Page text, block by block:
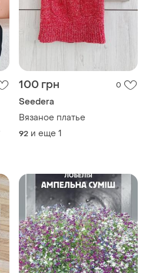
100 грн 0
Seedera
Вязаное платье
92 и еще 1